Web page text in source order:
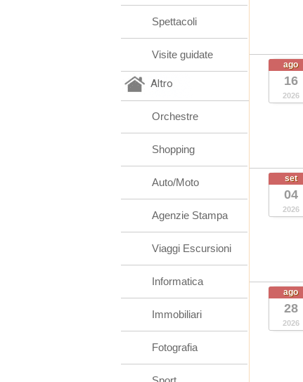
ago
16
2026
set
04
2026
ago
28
2026
Spettacoli
Visite guidate
Altro
Orchestre
Shopping
Auto/Moto
Agenzie Stampa
Viaggi Escursioni
Informatica
Immobiliari
Fotografia